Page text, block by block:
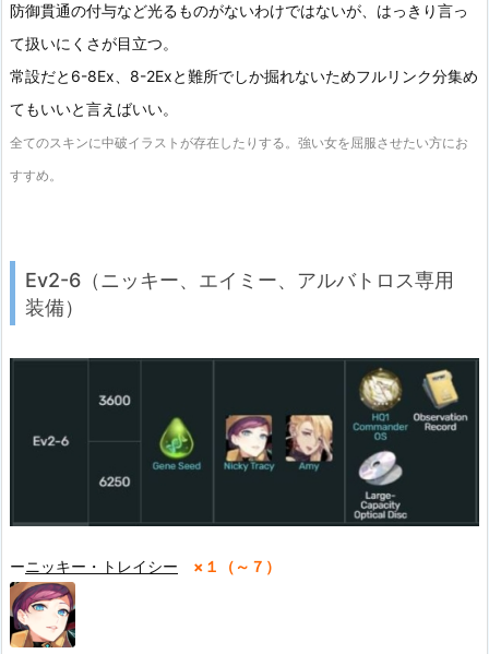
防御貫通の付与など光るものがないわけではないが、はっきり言っ
て扱いにくさが目立つ。
常設だと6-8Ex、8-2Exと難所でしか掘れないためフルリンク分集め
てもいいと言えばいい。
全てのスキンに中破イラストが存在したりする。強い女を屈服させたい方にお
すすめ。
Ev2-6（ニッキー、エイミー、アルバトロス専用
装備）
ーニッキー・トレイシー ×１（～７）